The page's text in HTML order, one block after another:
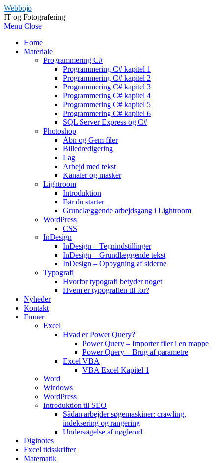
Webbojo
IT og Fotografering
Menu Close
Home
Materiale
Programmering C#
Programmering C# kapitel 1
Programmering C# kapitel 2
Programmering C# kapitel 3
Programmering C# kapitel 4
Programmering C# kapitel 5
Programmering C# kapitel 6
SQL Server Express og C#
Photoshop
Åbn og Gem filer
Billedredigering
Lag
Arbejd med tekst
Kanaler og masker
Lightroom
Introduktion
Før du starter
Grundlæggende arbejdsgang i Lightroom
WordPress
CSS
InDesign
InDesign – Tegnindstillinger
InDesign – Grundlæggende tekst
InDesign – Opbygning af siderne
Typografi
Hvorfor typografi betyder noget
Hvem er typografien til for?
Nyheder
Kontakt
Emner
Excel
Hvad er Power Query?
Power Query – Importer filer i en mappe
Power Query – Brug af parametre
Excel VBA
VBA Excel Kapitel 1
Word
Windows
WordPress
Introduktion til SEO
Sådan arbejder søgemaskiner: crawling,
indeksering og rangering
Undersøgelse af nøgleord
Diginotes
Excel tidsskrifter
Matematik